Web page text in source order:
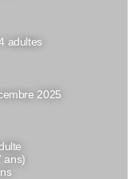
adultes
2025
ans)